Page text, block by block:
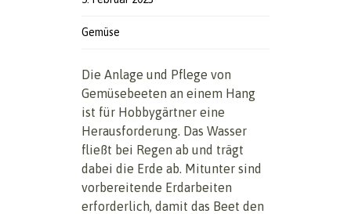
Gemüse
Die Anlage und Pflege von
Gemüsebeeten an einem Hang
ist für Hobbygärtner eine
Herausforderung. Das Wasser
fließt bei Regen ab und trägt
dabei die Erde ab. Mitunter sind
vorbereitende Erdarbeiten
erforderlich, damit das Beet den